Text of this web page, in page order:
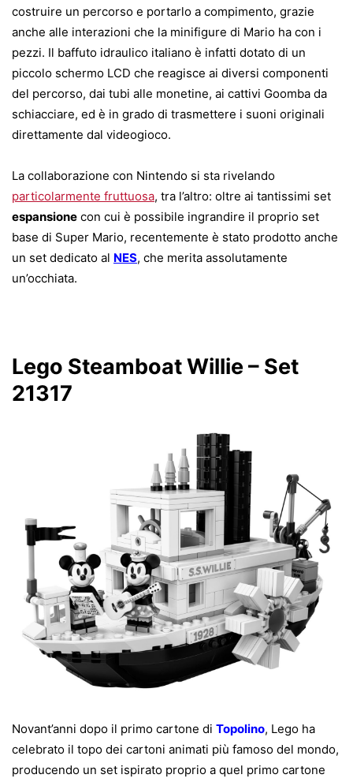
costruire un percorso e portarlo a compimento, grazie
anche alle interazioni che la minifigure di Mario ha con i
pezzi. Il baffuto idraulico italiano è infatti dotato di un
piccolo schermo LCD che reagisce ai diversi componenti
del percorso, dai tubi alle monetine, ai cattivi Goomba da
schiacciare, ed è in grado di trasmettere i suoni originali
direttamente dal videogioco.
La collaborazione con Nintendo si sta rivelando
particolarmente fruttuosa, tra l’altro: oltre ai tantissimi set
espansione con cui è possibile ingrandire il proprio set
base di Super Mario, recentemente è stato prodotto anche
un set dedicato al NES, che merita assolutamente
un’occhiata.
Lego Steamboat Willie – Set
21317
Novant’anni dopo il primo cartone di Topolino, Lego ha
celebrato il topo dei cartoni animati più famoso del mondo,
producendo un set ispirato proprio a quel primo cartone